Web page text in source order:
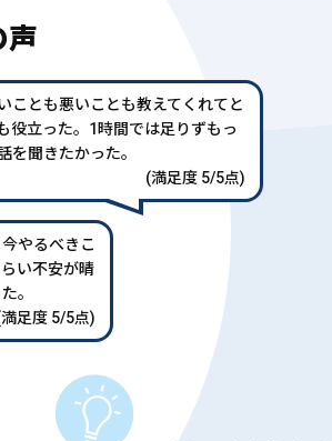
声
ことも悪いことも教えてくれてと
役立った。1時間では足りずもっ
を聞きたかった。
(満足度 5/5点)
やるべきこ
い不安が晴
。
足度 5/5点)